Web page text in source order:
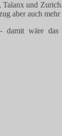
und
aber auch mehr
damit wäre